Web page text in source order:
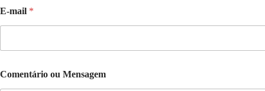
E-mail *
Comentário ou Mensagem